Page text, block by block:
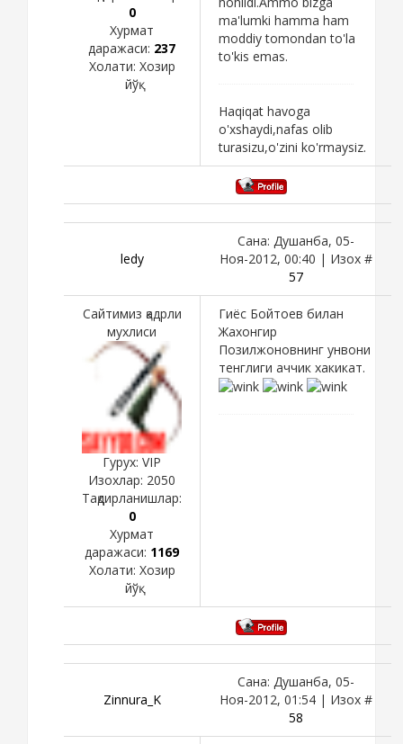
0
Хурмат
даражаси: 237
Холати: Хозир
йўқ
ma'lumki hamma ham
moddiy tomondan to'la
to'kis emas.
Haqiqat havoga
o'xshaydi,nafas olib
turasizu,o'zini ko'rmaysiz.
ledy
Сана: Душанба, 05-
Ноя-2012, 00:40 | Изох #
57
Сайтимиз қадрли
мухлиси
Гурух: VIP
Изохлар: 2050
Тақдирланишлар:
0
Хурмат
даражаси: 1169
Холати: Хозир
йўқ
Гиёс Бойтоев билан
Жахонгир
Позилжоновнинг унвони
тенглиги аччик хакикат.
Zinnura_K
Сана: Душанба, 05-
Ноя-2012, 01:54 | Изох #
58